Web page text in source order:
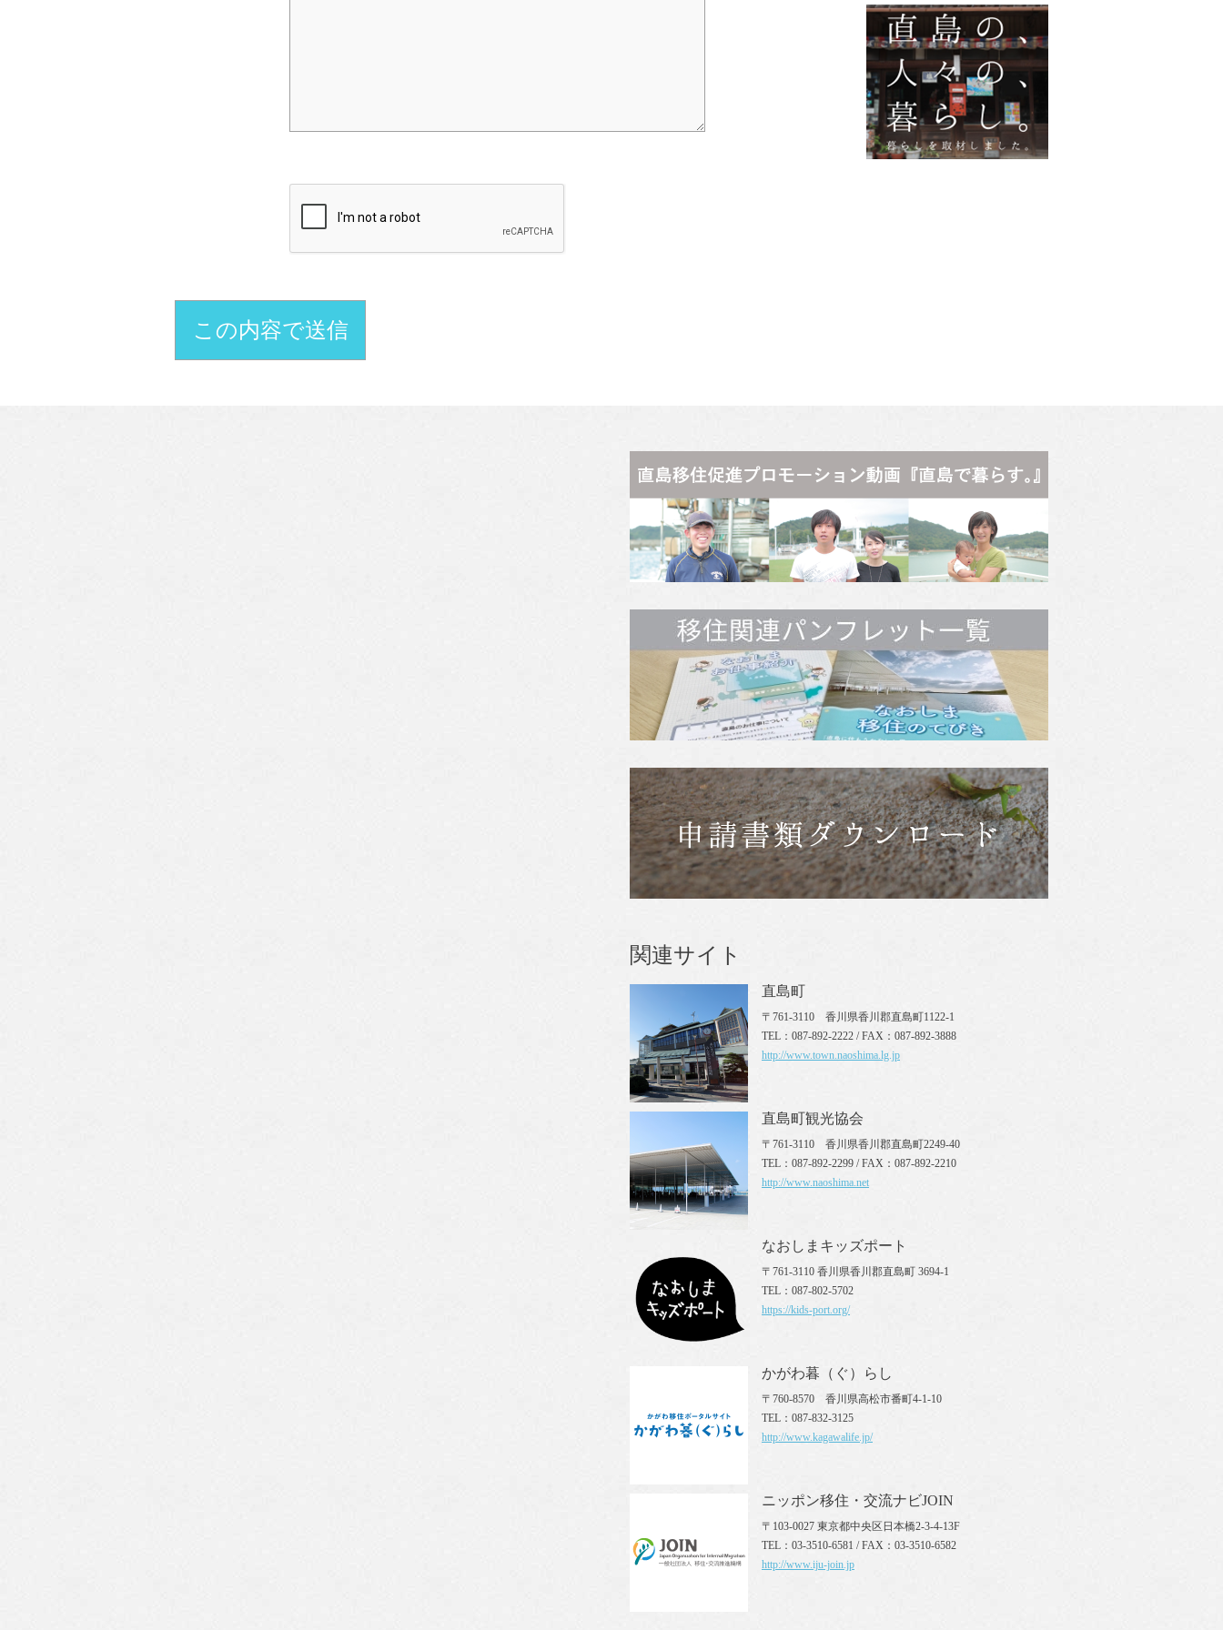
関連サイト
直島町
〒761-3110 香川県香川郡直島町1122-1
TEL：087-892-2222 / FAX：087-892-3888
http://www.town.naoshima.lg.jp
直島町観光協会
〒761-3110 香川県香川郡直島町2249-40
TEL：087-892-2299 / FAX：087-892-2210
http://www.naoshima.net
なおしまキッズポート
〒761-3110 香川県香川郡直島町 3694-1
TEL：087-802-5702
https://kids-port.org/
かがわ暮（ぐ）らし
〒760-8570 香川県高松市番町4-1-10
TEL：087-832-3125
http://www.kagawalife.jp/
ニッポン移住・交流ナビJOIN
〒103-0027 東京都中央区日本橋2-3-4-13F
TEL：03-3510-6581 / FAX：03-3510-6582
http://www.iju-join.jp